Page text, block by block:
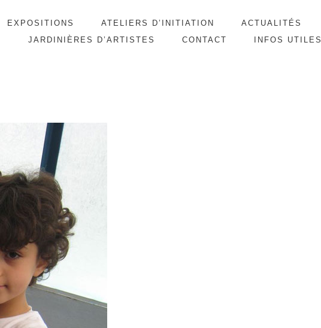
EXPOSITIONS ATELIERS D’INITIATION ACTUALITÉS
JARDINIÈRES D’ARTISTES CONTACT INFOS UTILES